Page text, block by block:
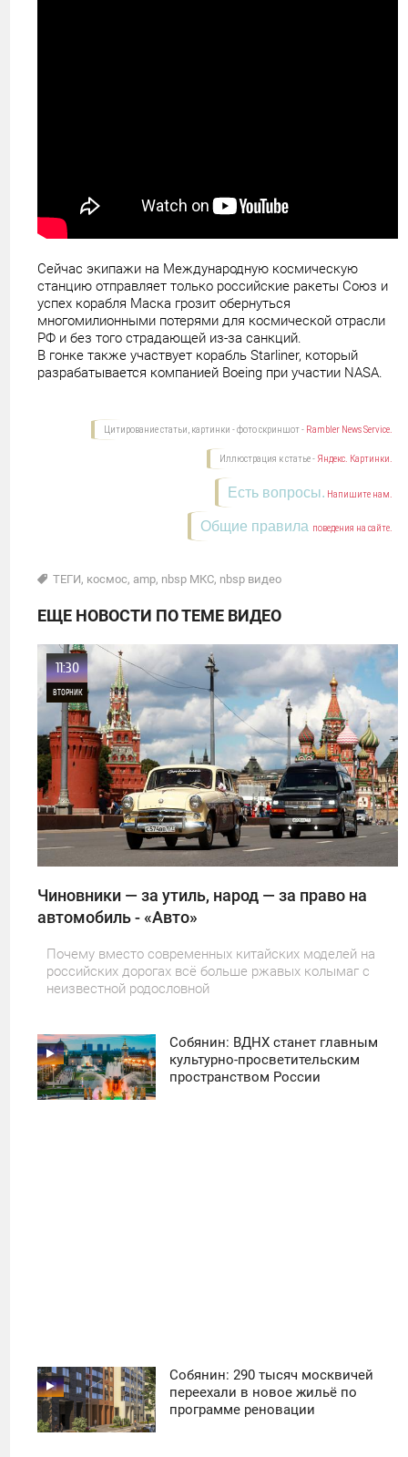
Сейчас экипажи на Международную космическую
станцию отправляет только российские ракеты Союз и
успех корабля Маска грозит обернуться
многомилионными потерями для космической отрасли
РФ и без того страдающей из-за санкций.
В гонке также участвует корабль Starliner, который
разрабатывается компанией Boeing при участии NASA.
Цитирование статьи, картинки - фото скриншот - Rambler News Service.
Иллюстрация к статье - Яндекс. Картинки.
Есть вопросы. Напишите нам.
Общие правила поведения на сайте.
ТЕГИ, космос, amp, nbsp МКС, nbsp видео
ЕЩЕ НОВОСТИ ПО ТЕМЕ ВИДЕО
11:30
ВТОРНИК
0
Чиновники — за утиль, народ — за право на
автомобиль - «Авто»
Почему вместо современных китайских моделей на
российских дорогах всё больше ржавых колымаг с
неизвестной родословной
Собянин: ВДНХ станет главным
культурно-просветительским
пространством России
Собянин: 290 тысяч москвичей
переехали в новое жильё по
программе реновации